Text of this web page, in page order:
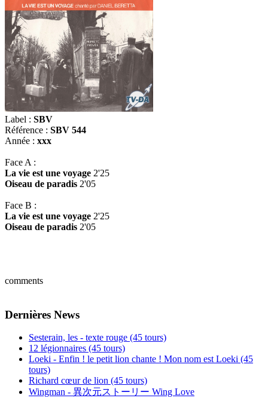
Label : SBV
Référence : SBV 544
Année : xxx
Face A :
La vie est une voyage 2'25
Oiseau de paradis 2'05
Face B :
La vie est une voyage 2'25
Oiseau de paradis 2'05
comments
Dernières News
Sesterain, les - texte rouge (45 tours)
12 légionnaires (45 tours)
Loeki - Enfin ! le petit lion chante ! Mon nom est Loeki (45
tours)
Richard cœur de lion (45 tours)
Wingman - 異次元ストーリー Wing Love